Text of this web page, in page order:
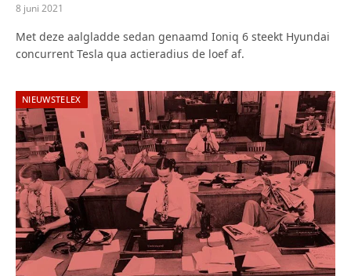
8 juni 2021
Met deze aalgladde sedan genaamd Ioniq 6 steekt Hyundai
concurrent Tesla qua actieradius de loef af.
NIEUWSTELEX